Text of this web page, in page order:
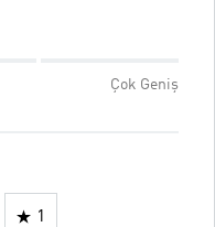
Çok Geniş
1